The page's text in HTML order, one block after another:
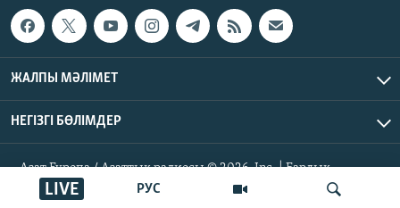
РУС
LIVE
ЖАЛПЫ МӘЛІМЕТ
НЕГІЗГІ БӨЛІМДЕР
Азат Еуропа / Азаттық радиосы © 2026, Inc. | Барлық
құқықтары қорғалған